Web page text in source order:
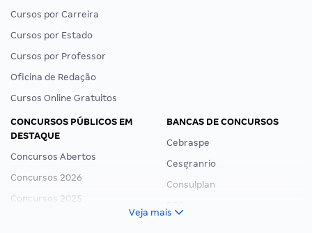
Cursos por Carreira
Cursos por Estado
Cursos por Professor
Oficina de Redação
Cursos Online Gratuitos
CONCURSOS PÚBLICOS EM
DESTAQUE
Concursos Abertos
Concursos 2026
Concursos 2025
BANCAS DE CONCURSOS
Cebraspe
Cesgranrio
Consulplan
Veja mais